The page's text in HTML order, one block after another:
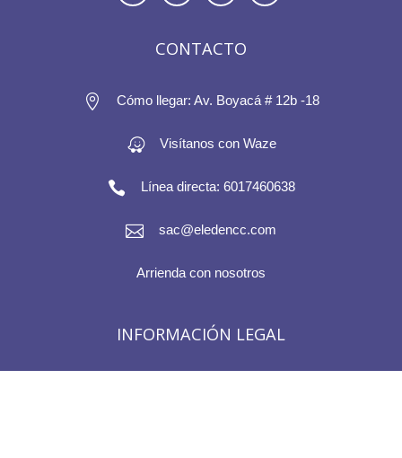
CONTACTO
 Cómo llegar: Av. Boyacá # 12b -18
Visítanos con Waze
 Línea directa: 6017460638
 sac@eledencc.com
Arrienda con nosotros
INFORMACIÓN LEGAL